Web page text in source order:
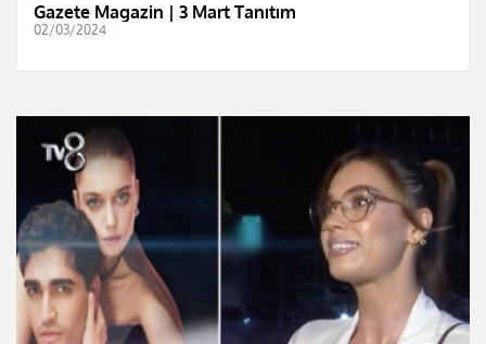
Gazete Magazin | 3 Mart Tanıtım
02/03/2024